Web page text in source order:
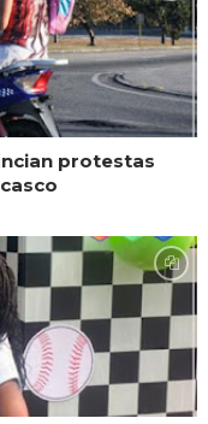
protestas